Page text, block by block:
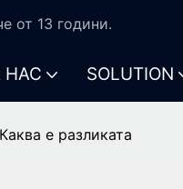
от 13 години.
НАС SOLUTION
е разликата